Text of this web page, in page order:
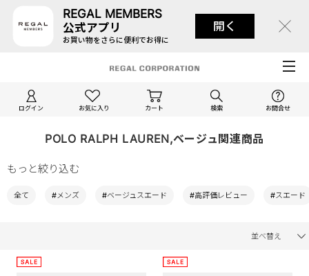
REGAL MEMBERS
公式アプリ
お買い物をさらに便利でお得に
開く
ログイン お気に入り カート 検索 お問合せ
POLO RALPH LAUREN,ベージュ関連商品
もっと絞り込む
全て #メンズ #ベージュスエード #高評価レビュー #スエード
並べ替え